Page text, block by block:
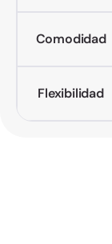
Comodidad
Flexibilidad